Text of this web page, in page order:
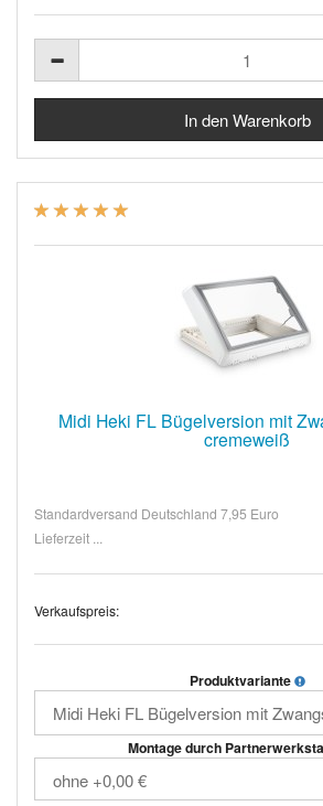
Midi Heki FL Bügelversion mit
cremeweiß
Standardversand Deutschland 7,95 Euro
Lieferzeit ...
Verkaufspreis:
Produktvariante
Montage durch